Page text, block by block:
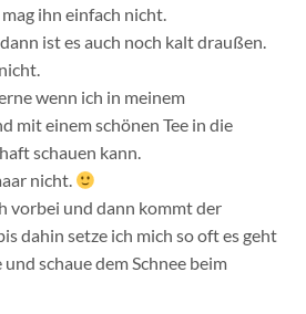
ihn einfach nicht.
ist es auch noch kalt draußen.
wenn ich in meinem
mit einem schönen Tee in die
schauen kann.
nicht.
vorbei und dann kommt der
dahin setze ich mich so oft es geht
schaue dem Schnee beim